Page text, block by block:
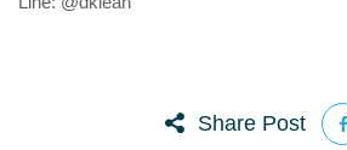
Share Post